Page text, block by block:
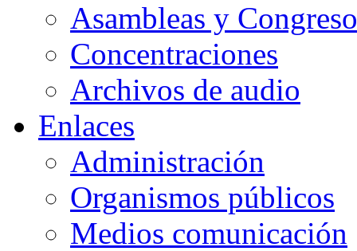
Asambleas y
Concentraciones
Archivos de audio
Enlaces
Administración
Organismos públicos
Medios comunicación